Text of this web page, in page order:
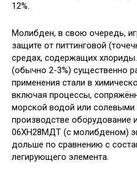
12%.
Молибден, в свою очередь,
защите от питтинговой
средах, содержащих
(обычно 2-3%) существенно
применения стали в
включая процессы,
морской водой или солевыми
производстве оборудование
06ХН28МДТ (с молибденом)
дольше по сравнению с
легирующего элемента.